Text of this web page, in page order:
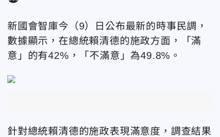
新國會智庫今（9）日公布最新的時事民調，
數據顯示，在總統賴清德的施政方面，「滿
意」的有42%，「不滿意」為49.8%。
針對總統賴清德的施政表現滿意度，調查結果